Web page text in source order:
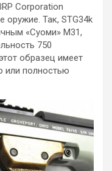
Corporation
оружие. Так, STG34k
«Суоми» M31,
750
образец имеет
или полностью